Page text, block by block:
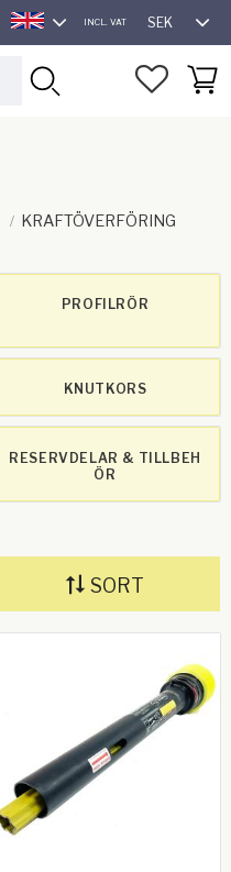
ENGLISH
INCL. VAT SEK
KRAFTÖVERFÖRING
PROFILRÖR
KNUTKORS
RESERVDELAR & TILLBEH
ÖR
SORT